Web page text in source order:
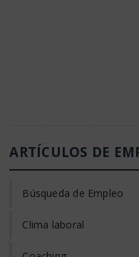
ARTÍCULOS DE
Búsqueda de Empleo
Clima laboral